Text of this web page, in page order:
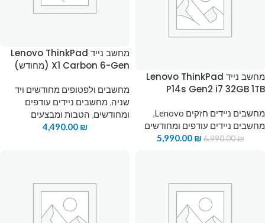
מחשב נייד Lenovo ThinkPad
P14s Gen2 i7 32GB 1TB
מחשבים ניידים חזקים Lenovo
,
מחשבים ניידים עודפים ומחודשים
6,990.00₪
5,990.00 ₪
מחשב נייד Lenovo ThinkPad
X1 Carbon 6-Gen (מחודש)
מחשבים ולפטופים מחודשים ויד
שניה, מחשבים ניידים עודפים
ומחודשים, הטבות ומבצעים
4,490.00 ₪